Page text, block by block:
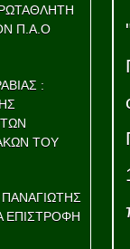
Π.Α.Ο
:
ΤΟΥ
ΕΠΙΣΤΡΟΦΗ